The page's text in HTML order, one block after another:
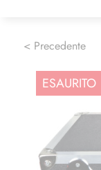
LINEA
FIERE
< Precedente
ESAURITO